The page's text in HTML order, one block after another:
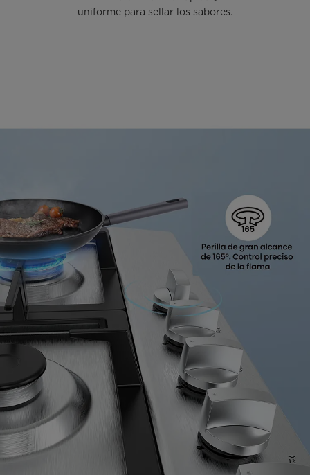
uniforme para sellar los sabores.